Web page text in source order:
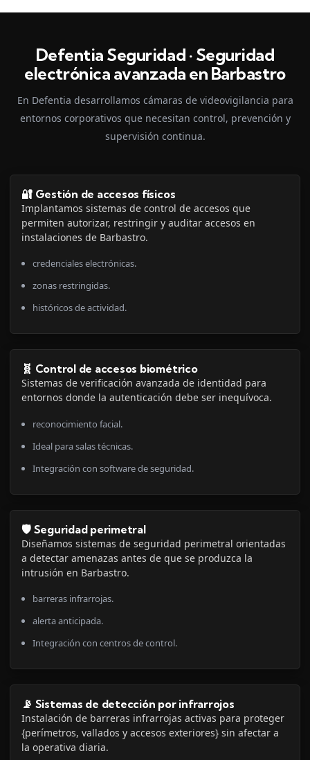
Defentia Seguridad · Seguridad
electrónica avanzada en Barbastro
En Defentia desarrollamos cámaras de videovigilancia para
entornos corporativos que necesitan control, prevención y
supervisión continua.
🔐 Gestión de accesos físicos
Implantamos sistemas de control de accesos que
permiten autorizar, restringir y auditar accesos en
instalaciones de Barbastro.
credenciales electrónicas.
zonas restringidas.
históricos de actividad.
🧬 Control de accesos biométrico
Sistemas de verificación avanzada de identidad para
entornos donde la autenticación debe ser inequívoca.
reconocimiento facial.
Ideal para salas técnicas.
Integración con software de seguridad.
🛡️ Seguridad perimetral
Diseñamos sistemas de seguridad perimetral orientadas
a detectar amenazas antes de que se produzca la
intrusión en Barbastro.
barreras infrarrojas.
alerta anticipada.
Integración con centros de control.
📡 Sistemas de detección por infrarrojos
Instalación de barreras infrarrojas activas para proteger
{perímetros, vallados y accesos exteriores} sin afectar a
la operativa diaria.